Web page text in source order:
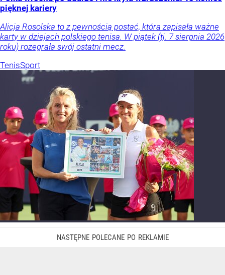
pięknej kariery
Alicja Rosolska to z pewnością postać, która zapisała ważne
karty w dziejach polskiego tenisa. W piątek (tj. 7 sierpnia 2026
roku) rozegrała swój ostatni mecz.
TenisSport